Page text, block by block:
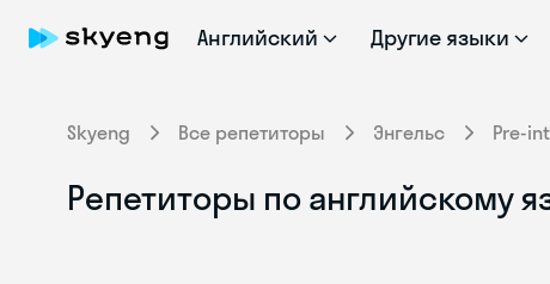
Английский Другие языки
Skyeng Все репетиторы Энгельс Pre-
Репетиторы по английскому